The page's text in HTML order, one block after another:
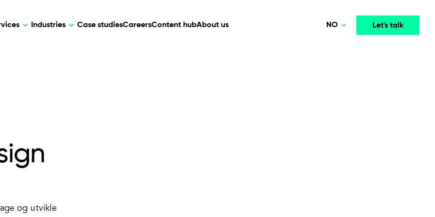
Industries Case studiesCareersContent hubAbout us Let's talk
NO
og utvikle